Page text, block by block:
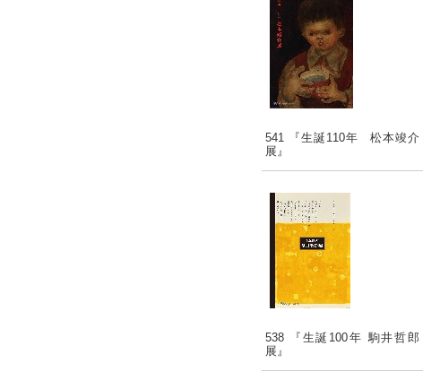
541 『生誕110年 松本竣介
展』
538 『生誕100年 駒井哲郎
展』